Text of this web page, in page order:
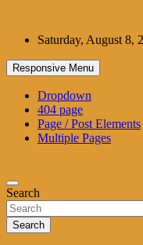
contentSaturday, August 8,
Responsive Menu
Dropdown
404 page
Page / Post Elements
Multiple Pages
Search
Search